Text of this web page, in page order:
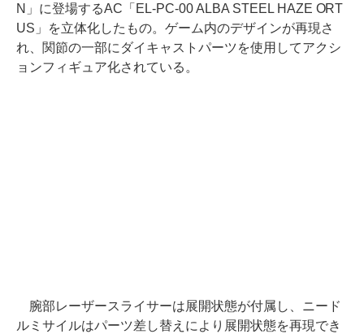
N」に登場するAC「EL-PC-00 ALBA STEEL HAZE ORT
US」を立体化したもの。ゲーム内のデザインが再現さ
れ、関節の一部にダイキャストパーツを使用してアクシ
ョンフィギュア化されている。
腕部レーザースライサーは展開状態が付属し、ニード
ルミサイルはパーツ差し替えにより展開状態を再現でき